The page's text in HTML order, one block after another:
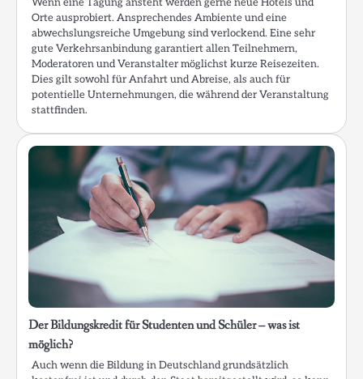
Orte ausprobiert. Ansprechendes Ambiente und eine
abwechslungsreiche Umgebung sind verlockend. Eine sehr
gute Verkehrsanbindung garantiert allen Teilnehmern,
Moderatoren und Veranstalter möglichst kurze Reisezeiten.
Dies gilt sowohl für Anfahrt und Abreise, als auch für
potentielle Unternehmungen, die während der Veranstaltung
stattfinden.
Der Bildungskredit für Studenten und Schüler – was ist
möglich?
Auch wenn die Bildung in Deutschland grundsätzlich